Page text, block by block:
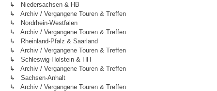
↳ Niedersachsen & HB
↳ Archiv / Vergangene Touren & Treffen
↳ Nordrhein-Westfalen
↳ Archiv / Vergangene Touren & Treffen
↳ Rheinland-Pfalz & Saarland
↳ Archiv / Vergangene Touren & Treffen
↳ Schleswig-Holstein & HH
↳ Archiv / Vergangene Touren & Treffen
↳ Sachsen-Anhalt
↳ Archiv / Vergangene Touren & Treffen